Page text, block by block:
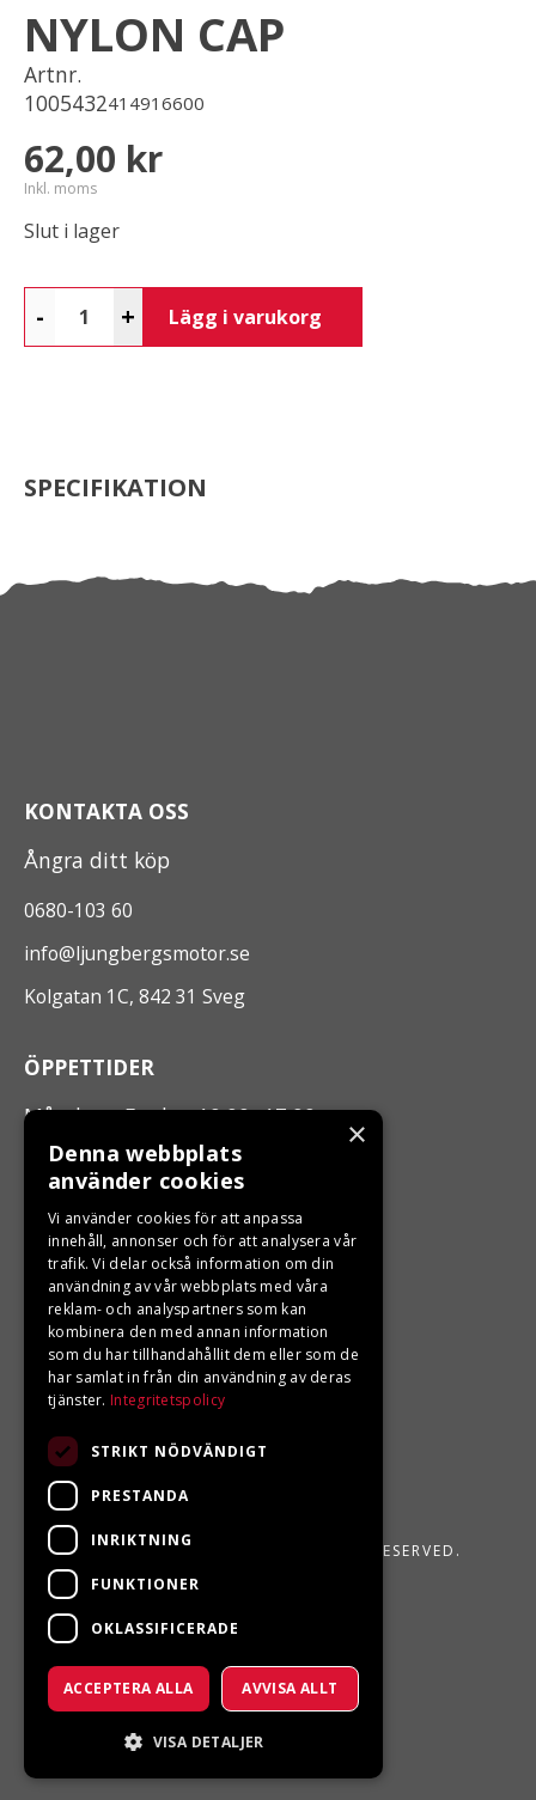
NYLON CAP
Artnr.
1005432414916600
62,00 kr
Inkl. moms
Slut i lager
- + Lägg i varukorg
SPECIFIKATION
KONTAKTA OSS
Ångra ditt köp
0680-103 60
info@ljungbergsmotor.se
Kolgatan 1C, 842 31 Sveg
ÖPPETTIDER
Måndag - Fredag 10.00 -17.00
LJUNGBERGS MOTOR
Din BRP återförsäljare i Sveg!
LJUNGBERGS MOTOR 2026. ALL RIGHTS RESERVED.
POWERED BY EMPORI CMS
×
Denna webbplats
använder cookies
Vi använder cookies för att anpassa
innehåll, annonser och för att analysera vår
trafik. Vi delar också information om din
användning av vår webbplats med våra
reklam- och analyspartners som kan
kombinera den med annan information
som du har tillhandahållit dem eller som de
har samlat in från din användning av deras
tjänster. Integritetspolicy
STRIKT NÖDVÄNDIGT
PRESTANDA
INRIKTNING
FUNKTIONER
OKLASSIFICERADE
ACCEPTERA ALLA AVVISA ALLT
VISA DETALJER